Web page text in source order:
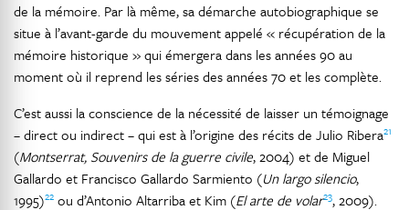
de la mémoire. Par là même, sa démarche autobiographique se
situe à l’avant-garde du mouvement appelé « récupération de la
mémoire historique » qui émergera dans les années 90 au
moment où il reprend les séries des années 70 et les complète.
C’est aussi la conscience de la nécessité de laisser un témoignage
– direct ou indirect – qui est à l’origine des récits de Julio Ribera21
(Montserrat, Souvenirs de la guerre civile, 2004) et de Miguel
Gallardo et Francisco Gallardo Sarmiento (Un largo silencio,
1995)22 ou d’Antonio Altarriba et Kim (El arte de volar23,2009).